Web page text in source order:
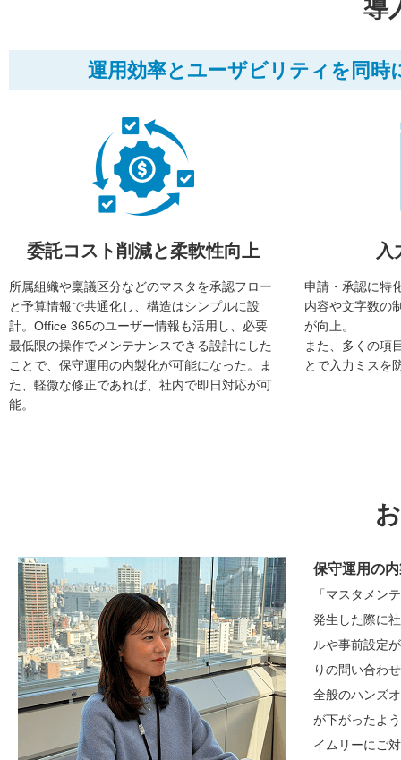
導
運用効率とユーザビリティを同時
委託コスト削減と柔軟性向上
所属組織や稟議区分などのマスタを承認フロー
と予算情報で共通化し、構造はシンプルに設
計。Office 365のユーザー情報も活用し、必要
最低限の操作でメンテナンスできる設計にした
ことで、保守運用の内製化が可能になった。ま
た、軽微な修正であれば、社内で即日対応が可
能。
入
申請・承認に特
内容や文字数の
が向上。
また、多くの項
とで入力ミスを
保守運用の
「マスタメン
発生した際に
ルや事前設定
りの問い合わ
全般のハンズ
が下がったよ
イムリーにご